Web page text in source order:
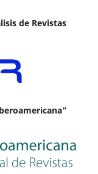
de Revistas